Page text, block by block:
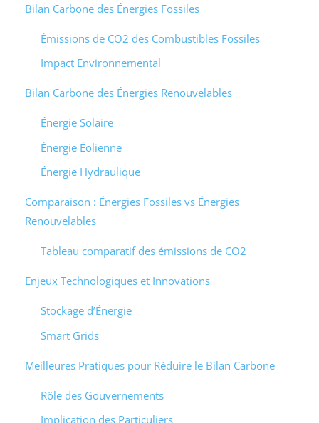
Bilan Carbone des Énergies Fossiles
Émissions de CO2 des Combustibles Fossiles
Impact Environnemental
Bilan Carbone des Énergies Renouvelables
Énergie Solaire
Énergie Éolienne
Énergie Hydraulique
Comparaison : Énergies Fossiles vs Énergies
Renouvelables
Tableau comparatif des émissions de CO2
Enjeux Technologiques et Innovations
Stockage d’Énergie
Smart Grids
Meilleures Pratiques pour Réduire le Bilan Carbone
Rôle des Gouvernements
Implication des Particuliers